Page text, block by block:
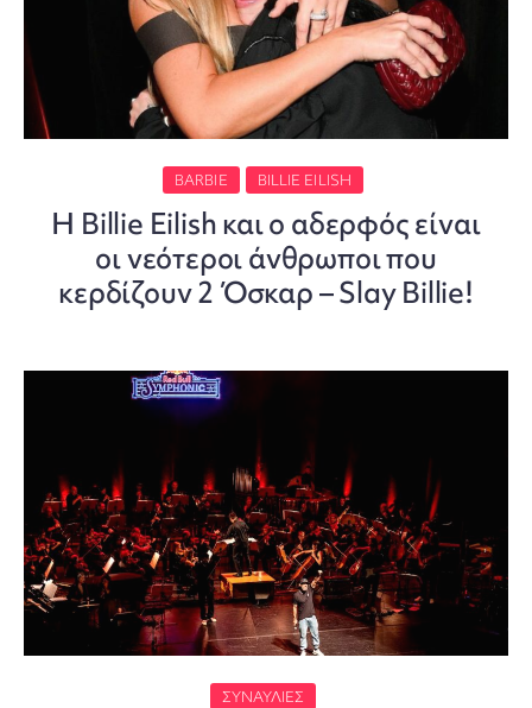
BARBIE BILLIE EILISH
Η Billie Eilish και ο αδερφός είναι
οι νεότεροι άνθρωποι που
κερδίζουν 2 Όσκαρ – Slay Billie!
ΣΥΝΑΥΛΊΕΣ